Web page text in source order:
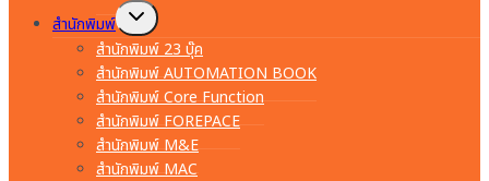
สำนักพิมพ์
Toggle
child
menu
สำนักพิมพ์ 23 บุ๊ค
สำนักพิมพ์ AUTOMATION BOOK
สำนักพิมพ์ Core Function
สำนักพิมพ์ FOREPACE
สำนักพิมพ์ M&E
สำนักพิมพ์ MAC